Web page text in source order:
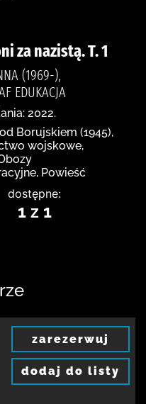
za nazistą. T. 1
(1969-),
EDUKACJA
2022.
Borujskiem (1945),
wojskowe,
Powieść
dostępne:
1 z 1
zarezerwuj
dodaj do listy